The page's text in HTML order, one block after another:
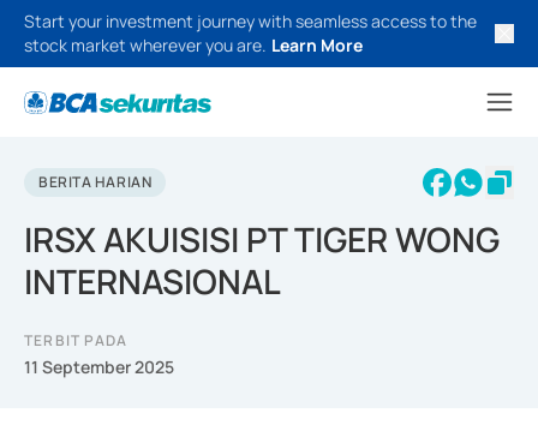
Start your investment journey with seamless access to the
stock market wherever you are. Learn More
BERITA HARIAN
IRSX AKUISISI PT TIGER WONG
INTERNASIONAL
TERBIT PADA
11 September 2025